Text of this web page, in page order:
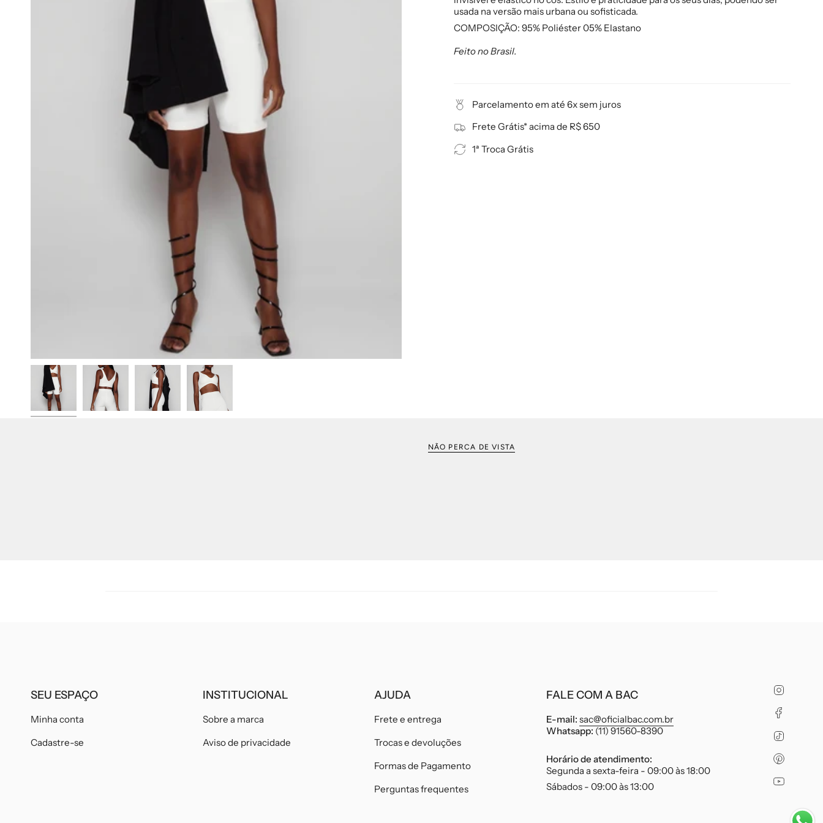
usada na versão mais urbana ou sofisticada.
COMPOSIÇÃO: 95% Poliéster 05% Elastano
Feito no Brasil.
Parcelamento em até 6x sem juros
Frete Grátis* acima de R$ 650
1ª Troca Grátis
NÃO PERCA DE VISTA
SEU ESPAÇO
Minha conta
Cadastre-se
INSTITUCIONAL
Sobre a marca
Aviso de privacidade
AJUDA
Frete e entrega
Trocas e devoluções
Formas de Pagamento
Perguntas frequentes
FALE COM A BAC
E-mail: sac@oficialbac.com.br
Whatsapp: (11) 91560-8390
Horário de atendimento:
Segunda a sexta-feira - 09:00 às 18:00
Sábados - 09:00 às 13:00